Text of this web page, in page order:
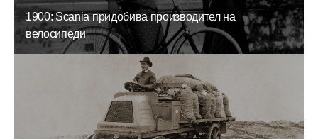
1900: Scania придобива производител на
велосипеди